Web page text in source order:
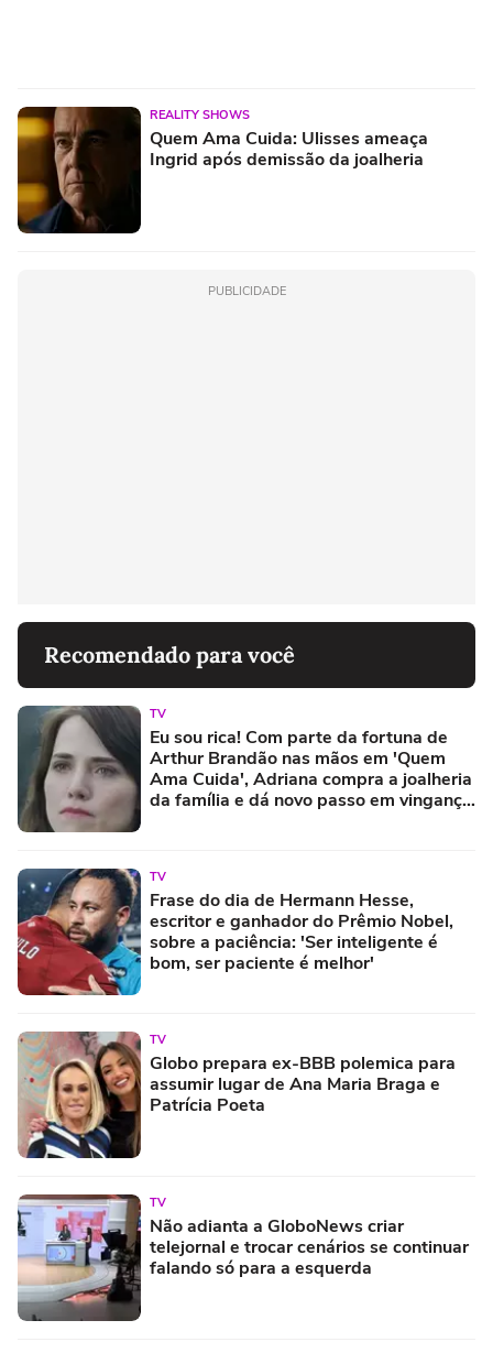
REALITY SHOWS
Quem Ama Cuida: Ulisses ameaça
Ingrid após demissão da joalheria
PUBLICIDADE
Recomendado para você
TV
Eu sou rica! Com parte da fortuna de
Arthur Brandão nas mãos em 'Quem
Ama Cuida', Adriana compra a joalheria
da família e dá novo passo em vingança
TV
Frase do dia de Hermann Hesse,
escritor e ganhador do Prêmio Nobel,
sobre a paciência: 'Ser inteligente é
bom, ser paciente é melhor'
TV
Globo prepara ex-BBB polemica para
assumir lugar de Ana Maria Braga e
Patrícia Poeta
TV
Não adianta a GloboNews criar
telejornal e trocar cenários se continuar
falando só para a esquerda